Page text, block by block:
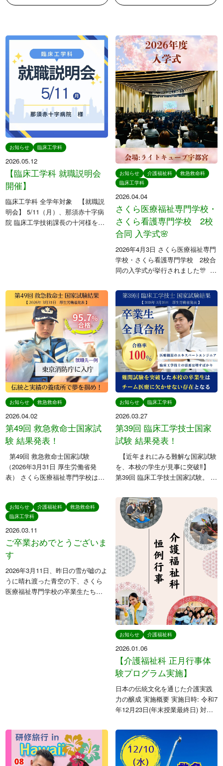
学校法人東洋育英会
〒329-1321 栃木県さくら市馬場410
TEL: 028-681-1301 / FAX: 028-681-1304
留学生用パンフレット
→留学生募集要項(PDF)
留学生対象 学校紹介動画
各種奨学金
日本学生支援機構
日本政策金融公庫
姉妹校
さくら看護専門学校
お知らせ 臨床工学科
2026.05.12
【臨床工学科 就職説明会
開催】
臨床工学科 全学年対象 【就職説
明会】 5/11（月）、那須赤十字病
院 臨床工学技術課長の十河様をお
お知らせ 介護福祉科
救急救命科
臨床工学科
2026.04.04
さくら医療福祉専門学校・
さくら看護専門学校 2校
合同 入学式🌸
2026年4月3日 さくら医療福祉専門
学校・さくら看護専門学校 2校合
同の入学式が挙行されました🎊 ⁡ 前
に、当日は春の日差しに包まれた
穏やかな一日となり、素晴らしい
門出を迎えることができま […]
お知らせ 救急救命科
2026.04.02
第49回 救急救命士国家試
験 結果発表！
第49回 救急救命士国家試験
（2026年3月31日 厚生労働省発
表） さくら医療福祉専門学校は
績を、今年も残しました。 そして
卒 […]
お知らせ 臨床工学科
2026.03.27
第39回 臨床工学技士国家
試験 結果発表！
【近年まれにみる難解な国家試験
を、本校の学生が見事に突破‼️】
第39回 臨床工学技士国家試験。 全
前年から13ポイント以上下落し、
過去5年で最も厳しい試験となりま
し […]
お知らせ 介護福祉科
救急救命科
臨床工学科
2026.03.11
ご卒業おめでとうございま
す
2026年3月11日、昨日の雪が嘘のよ
うに晴れ渡った青空の下、さくら
医療福祉専門学校の卒業生たちが
お知らせ 介護福祉科
2026.01.06
【介護福祉科 正月行事体
験プログラム実施】
日本の伝統文化を通じた介護実践
力の醸成 実施概要 実施日時: 令和7
年12月23日(年末授業最終日) 対象
控える留学生への配慮により、年
内に正月行事を実施 本校は留学生
を積極的に受け […]